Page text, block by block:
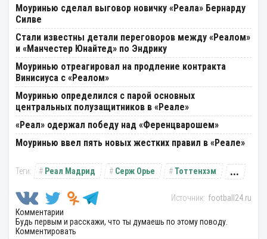
Моуринью сделал выговор новичку «Реала» Бернарду
Силве
Стали известны детали переговоров между «Реалом»
и «Манчестер Юнайтед» по Эндрику
Моуринью отреагировал на продление контракта
Винисиуса с «Реалом»
Моуринью определился с парой основных
центральных полузащитников в «Реале»
«Реал» одержал победу над «Ференцварошем»
Моуринью ввел пять новых жестких правил в «Реале»
Реал Мадрид Серж Орье Тоттенхэм ...
football24.ru
Комментарии
Будь первым и расскажи, что ты думаешь по этому поводу.
Комментировать